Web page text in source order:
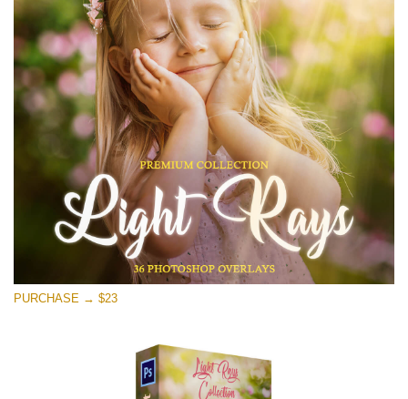
Entire Collection
(1783 Overlays)
Large 6000*4000px
무료 다운로드
PURCHASE → $23